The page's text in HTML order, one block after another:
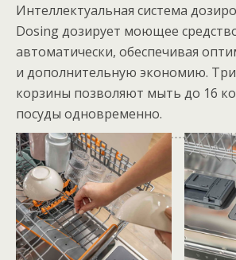
Интеллектуальная система
Dosing дозирует моющее
автоматически, обеспечивая
и дополнительную экономию.
корзины позволяют мыть до 16
посуды одновременно.